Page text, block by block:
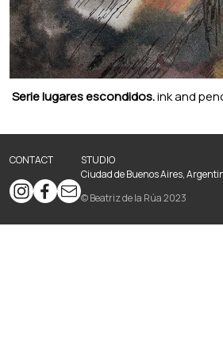
Serie lugares escondidos.ink and
CONTACT
STUDIO
Ciudad de Buenos Aires,
© Beatriz de la Rúa 2023